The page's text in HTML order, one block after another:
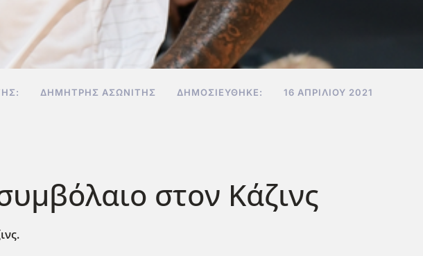
ΔΗΜΉΤΡΗΣ ΑΣΩΝΊΤΗΣ ΔΗΜΟΣΙΕΎΘΗΚΕ: 16 ΑΠΡΙΛΊΟΥ 2021
στον Κάζινς